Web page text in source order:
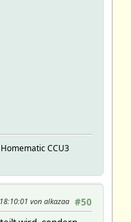
CCU3
#50
von alkazaa